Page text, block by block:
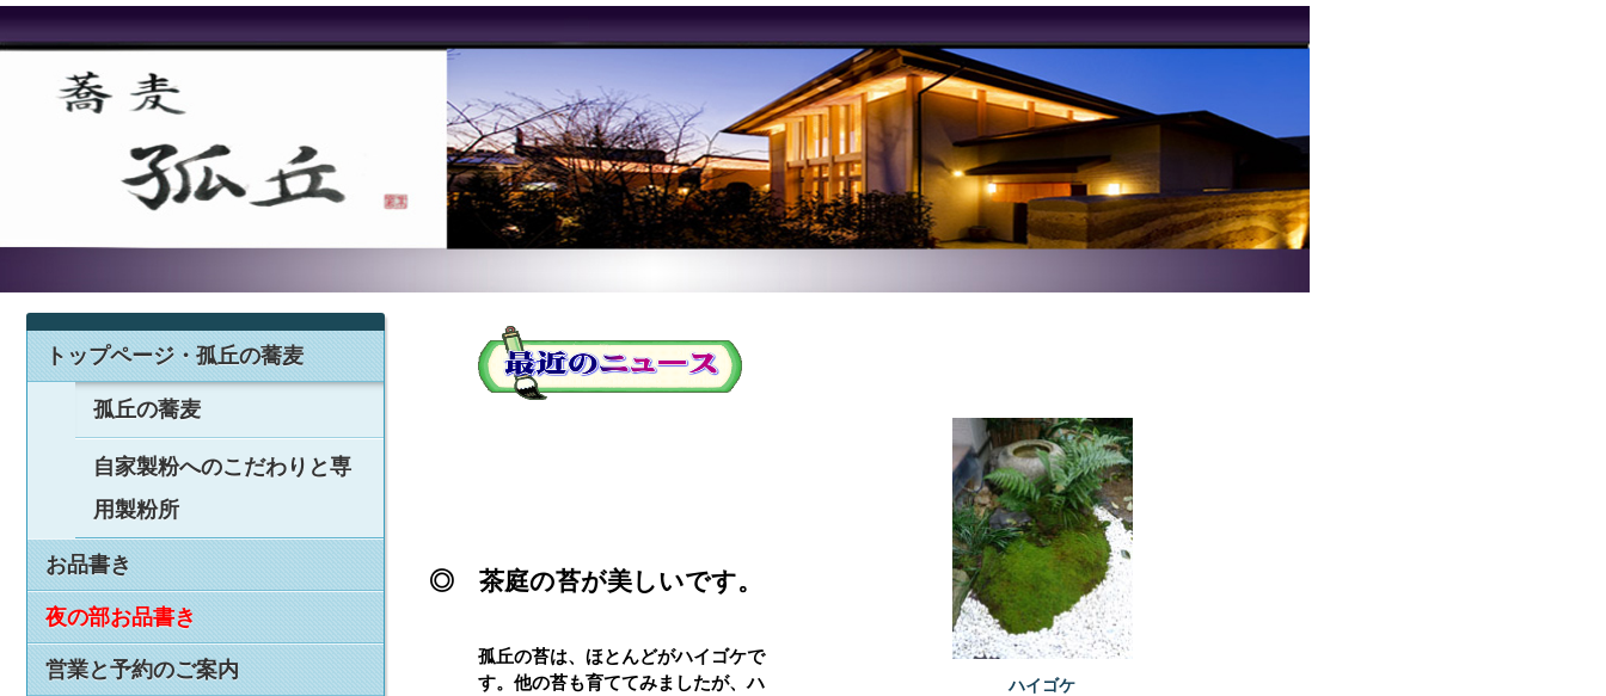
孤丘の苔は、ほとんどがハイゴケで
す。他の苔も育ててみましたが、ハ
ハイゴケ
◎ 茶庭の苔が美しいです。
トップページ・孤丘の蕎麦
孤丘の蕎麦
自家製粉へのこだわりと専
用製粉所
お品書き
夜の部お品書き
営業と予約のご案内